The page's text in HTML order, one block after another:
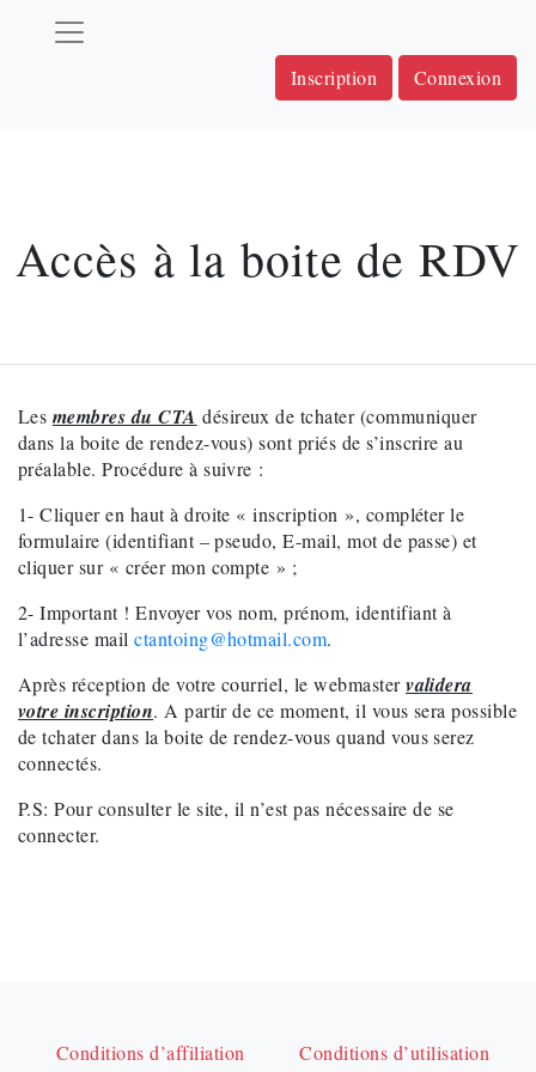
Inscription Connexion
Accès à la boite de RDV
Les membres du CTA désireux de tchater (communiquer
dans la boite de rendez-vous) sont priés de s’inscrire au
préalable. Procédure à suivre :
1- Cliquer en haut à droite « inscription », compléter le
formulaire (identifiant – pseudo, E-mail, mot de passe) et
cliquer sur « créer mon compte » ;
2- Important ! Envoyer vos nom, prénom, identifiant à
l’adresse mailctantoing@hotmail.com.
Après réception de votre courriel, le webmastervalidera
votre inscription. A partir de ce moment, il vous sera possible
de tchater dans la boite de rendez-vous quand vous serez
connectés.
P.S: Pour consulter le site, il n’est pas nécessaire de se
connecter.
Conditions d’affiliation
Conditions d’utilisation